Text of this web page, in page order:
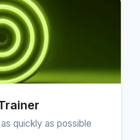
quickly as possible